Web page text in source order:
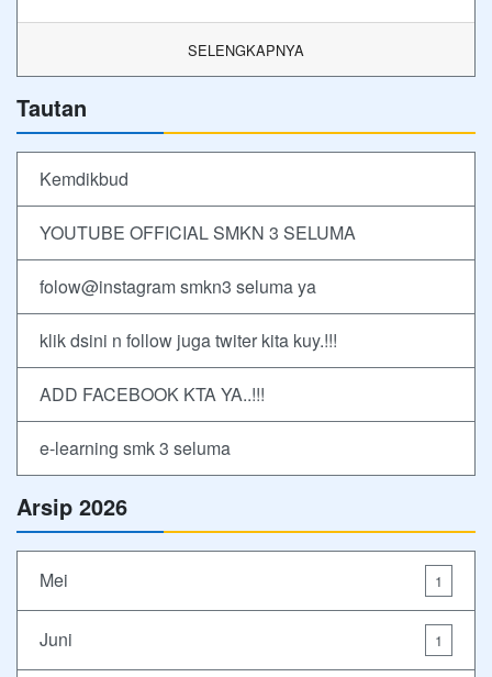
SELENGKAPNYA
Tautan
Kemdikbud
YOUTUBE OFFICIAL SMKN 3 SELUMA
folow@instagram smkn3 seluma ya
klik dsini n follow juga twiter kita kuy.!!!
ADD FACEBOOK KTA YA..!!!
e-learning smk 3 seluma
Arsip 2026
Mei 1
Juni 1